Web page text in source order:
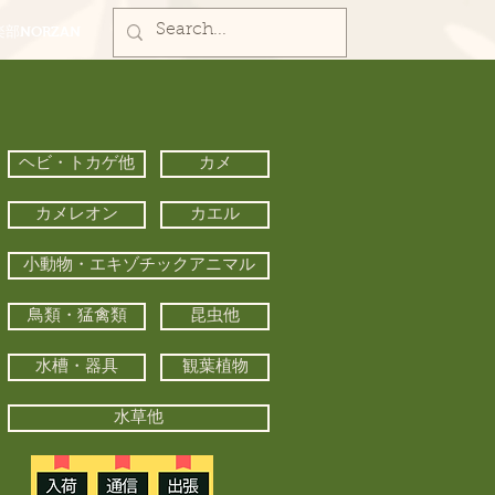
ヘビ・トカゲ他 カメ
カメレオン カエル
小動物・エキゾチックアニマル
鳥類・猛禽類 昆虫他
水槽・器具 観葉植物
水草他